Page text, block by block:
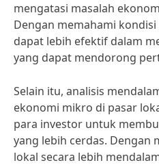
mengatasi masalah
Dengan memahami
dapat lebih efektif dalam
yang dapat mendorong
Selain itu, analisis
ekonomi mikro di pasar
para investor untuk
yang lebih cerdas. Dengan
lokal secara lebih